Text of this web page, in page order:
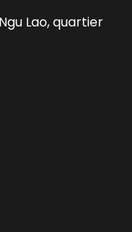
Lao, quartier